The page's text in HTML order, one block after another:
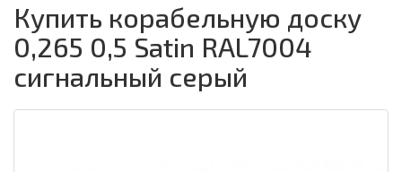
Купить корабельную доску
0,265 0,5 Satin RAL7004
сигнальный серый